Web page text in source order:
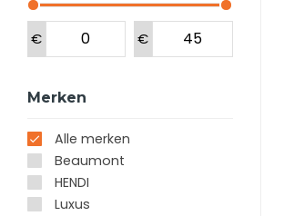
€ €
Merken
Alle merken
Beaumont
HENDI
Luxus